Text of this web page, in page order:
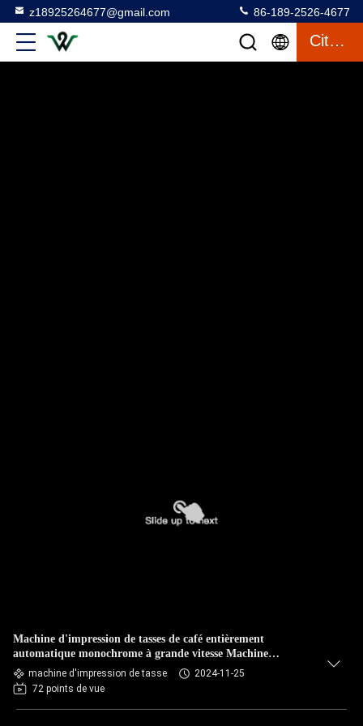
z18925264677@gmail.com 86-189-2526-4677
Citation
Machine d'impression de tasses de café entièrement
automatique monochrome à grande vitesse Machine
d'impression de tasses en plastique
machine d'impression de tasse
2024-11-25
72 points de vue